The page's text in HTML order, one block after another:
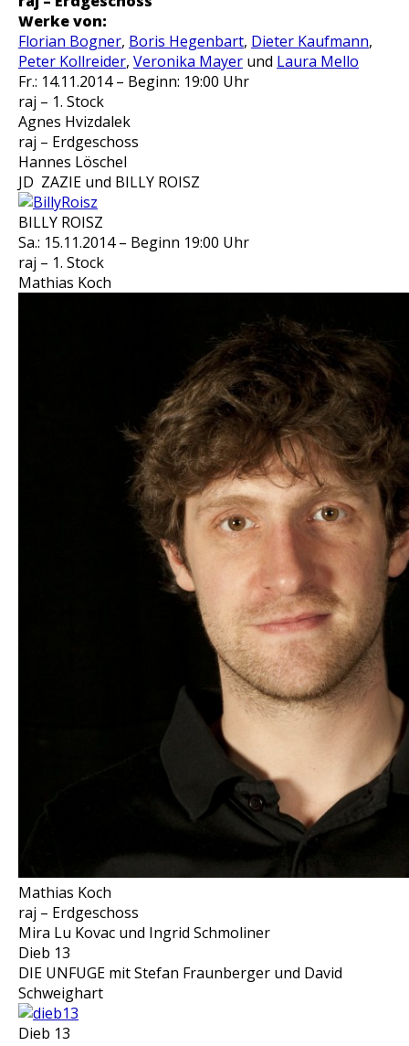
Werke von:
Florian Bogner, Boris Hegenbart, Dieter Kaufmann,
Peter Kollreider, Veronika Mayer und Laura Mello
Fr.: 14.11.2014 – Beginn: 19:00 Uhr
raj – 1. Stock
Agnes Hvizdalek
raj – Erdgeschoss
Hannes Löschel
JD ZAZIE und BILLY ROISZ
BILLY ROISZ
Sa.: 15.11.2014 – Beginn 19:00 Uhr
raj – 1. Stock
Mathias Koch
Mathias Koch
raj – Erdgeschoss
Mira Lu Kovac und Ingrid Schmoliner
Dieb 13
DIE UNFUGE mit Stefan Fraunberger und David
Schweighart
Dieb 13